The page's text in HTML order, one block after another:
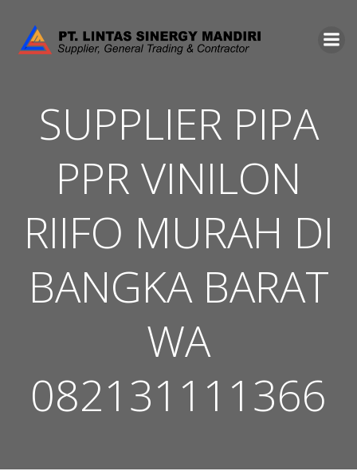
to
content
SUPPLIER PIPA
PPR VINILON
RIIFO MURAH DI
BANGKA BARAT
WA
082131111366